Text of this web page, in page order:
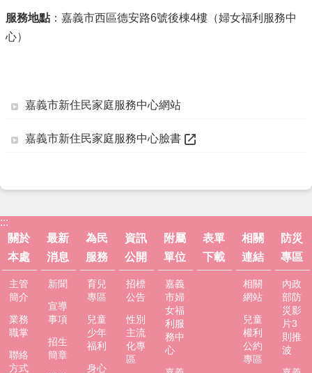
服務地點 ：嘉義市西區德安路6號後棟4樓（婦女福利服務中
心）
嘉義市新住民家庭服務中心網站
嘉義市新住民家庭服務中心臉書
:::
關於
本處
主管
簡介
業務
職掌
聯絡
方式
最新
消息
新聞
宣導
事項
招生
簡章
為民
服務
育兒
專區
兒童
少年
福利
身心
資訊
公開
招標
公告
性別
主流
化專
區
附屬
單位
嘉義
市婦
女福
利服
務中
心
表單
下載
相關
連結
相關
網站
兒童
權利
公約
專區
防災
專區
內政
部防
災影
片3
則推
波